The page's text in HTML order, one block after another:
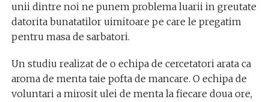
unii dintre noi ne punem problema luarii in greutate
datorita bunatatilor uimitoare pe care le pregatim
pentru masa de sarbatori.
Un studiu realizat de o echipa de cercetatori arata ca
aroma de menta taie pofta de mancare. O echipa de
voluntari a mirosit ulei de menta la fiecare doua ore,